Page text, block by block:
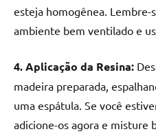
esteja homogênea. Lembre-
ambiente bem ventilado e
4. Aplicação da Resina:
madeira preparada,
uma espátula. Se você
adicione-os agora e misture